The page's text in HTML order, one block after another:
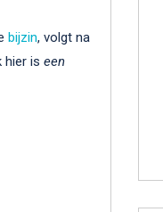
bijzin, volgt na
hier is een